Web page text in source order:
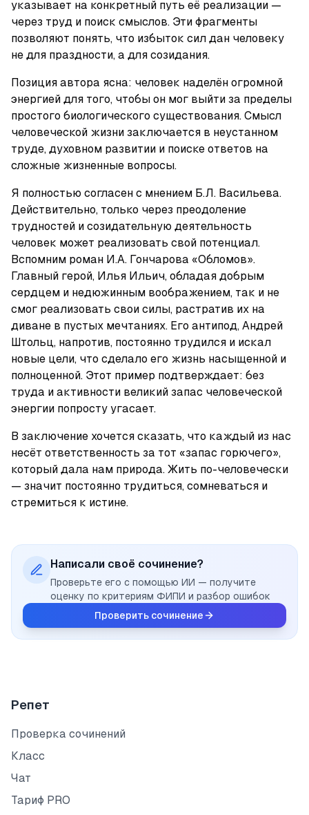
указывает на конкретный путь её реализации —
через труд и поиск смыслов. Эти фрагменты
позволяют понять, что избыток сил дан человеку
не для праздности, а для созидания.
Позиция автора ясна: человек наделён огромной
энергией для того, чтобы он мог выйти за пределы
простого биологического существования. Смысл
человеческой жизни заключается в неустанном
труде, духовном развитии и поиске ответов на
сложные жизненные вопросы.
Я полностью согласен с мнением Б.Л. Васильева.
Действительно, только через преодоление
трудностей и созидательную деятельность
человек может реализовать свой потенциал.
Вспомним роман И.А. Гончарова «Обломов».
Главный герой, Илья Ильич, обладая добрым
сердцем и недюжинным воображением, так и не
смог реализовать свои силы, растратив их на
диване в пустых мечтаниях. Его антипод, Андрей
Штольц, напротив, постоянно трудился и искал
новые цели, что сделало его жизнь насыщенной и
полноценной. Этот пример подтверждает: без
труда и активности великий запас человеческой
энергии попросту угасает.
В заключение хочется сказать, что каждый из нас
несёт ответственность за тот «запас горючего»,
который дала нам природа. Жить по-человечески
— значит постоянно трудиться, сомневаться и
стремиться к истине.
Написали своё сочинение?
Проверьте его с помощью ИИ — получите
оценку по критериям ФИПИ и разбор ошибок
Проверить сочинение
Репет
Проверка сочинений
Класс
Чат
Тариф PRO